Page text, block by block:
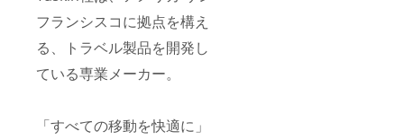
フランシスコに拠点を構え
る、トラベル製品を開発し
ている専業メーカー。
「すべての移動を快適に」